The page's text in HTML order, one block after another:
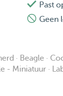
Past
Geen
· Beagle ·
- Miniatuur ·